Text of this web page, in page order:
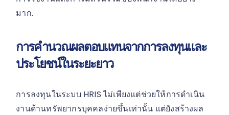
มาก.
การคำนวณผลตอบแทนจากการลงทุนและ
ประโยชน์ในระยะยาว
การลงทุนในระบบ HRIS ไม่เพียงแต่ช่วยให้การดำเนิน
งานด้านทรัพยากรบุคคลง่ายขึ้นเท่านั้น แต่ยังสร้างผล